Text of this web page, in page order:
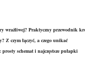
wrażliwej? Praktyczny przewodnik
Z czym łączyć, a czego unikać
schemat i najczęstsze pułapki